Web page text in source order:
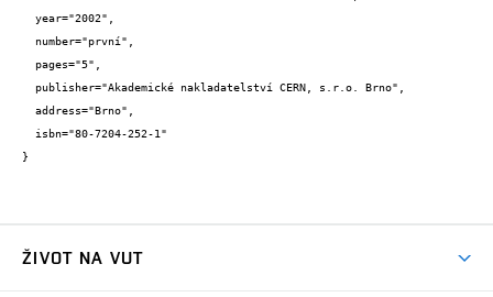
}
ŽIVOT NA VUT